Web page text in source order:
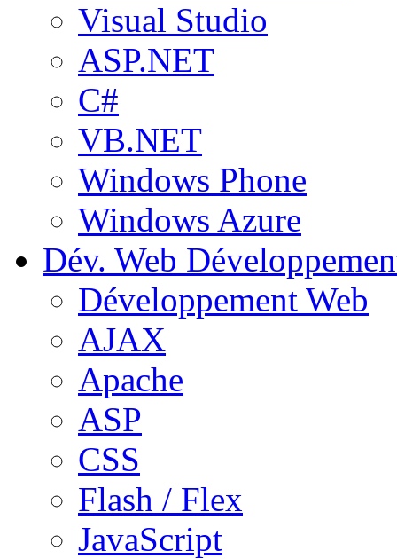
Visual Studio
ASP.NET
C#
VB.NET
Windows Phone
Windows Azure
Dév. Web
Développement Web
AJAX
Apache
ASP
CSS
Flash / Flex
JavaScript